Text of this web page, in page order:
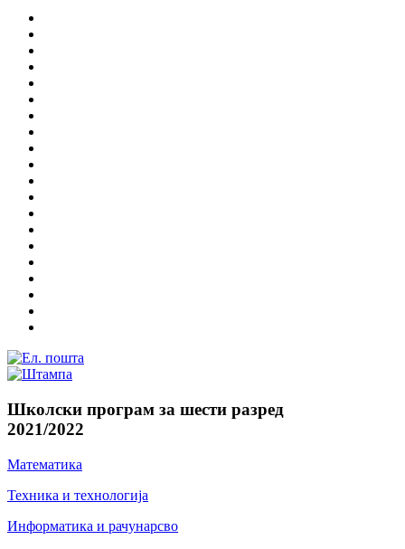
Школски програм за шести разред
2021/2022
Математика
Техника и технологија
Информатика и рачунарсво